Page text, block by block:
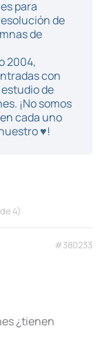
para
de
de
2004,
con
de
¡No somos
cada uno
♥!
4)
#380233
¿tienen